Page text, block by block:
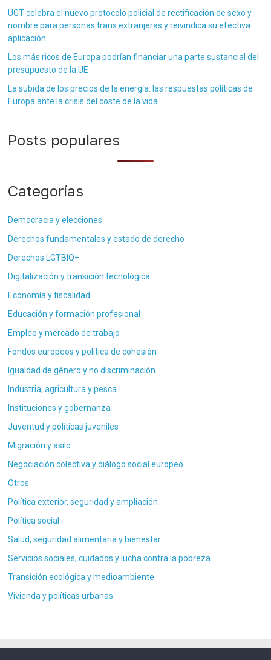
UGT celebra el nuevo protocolo policial de rectificación de sexo y
nombre para personas trans extranjeras y reivindica su efectiva
aplicación
Los más ricos de Europa podrían financiar una parte sustancial del
presupuesto de la UE
La subida de los precios de la energía: las respuestas políticas de
Europa ante la crisis del coste de la vida
Posts populares
Categorías
Democracia y elecciones
Derechos fundamentales y estado de derecho
Derechos LGTBIQ+
Digitalización y transición tecnológica
Economía y fiscalidad
Educación y formación profesional
Empleo y mercado de trabajo
Fondos europeos y política de cohesión
Igualdad de género y no discriminación
Industria, agricultura y pesca
Instituciones y gobernanza
Juventud y políticas juveniles
Migración y asilo
Negociación colectiva y diálogo social europeo
Otros
Política exterior, seguridad y ampliación
Política social
Salud, seguridad alimentaria y bienestar
Servicios sociales, cuidados y lucha contra la pobreza
Transición ecológica y medioambiente
Vivienda y políticas urbanas